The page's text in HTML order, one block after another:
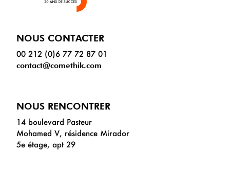
NOUS CONTACTER
00 212 (0)6 77 72 87 01
contact@comethik.com
NOUS RENCONTRER
14 boulevard Pasteur
Mohamed V, résidence Mirador
5e étage, apt 29